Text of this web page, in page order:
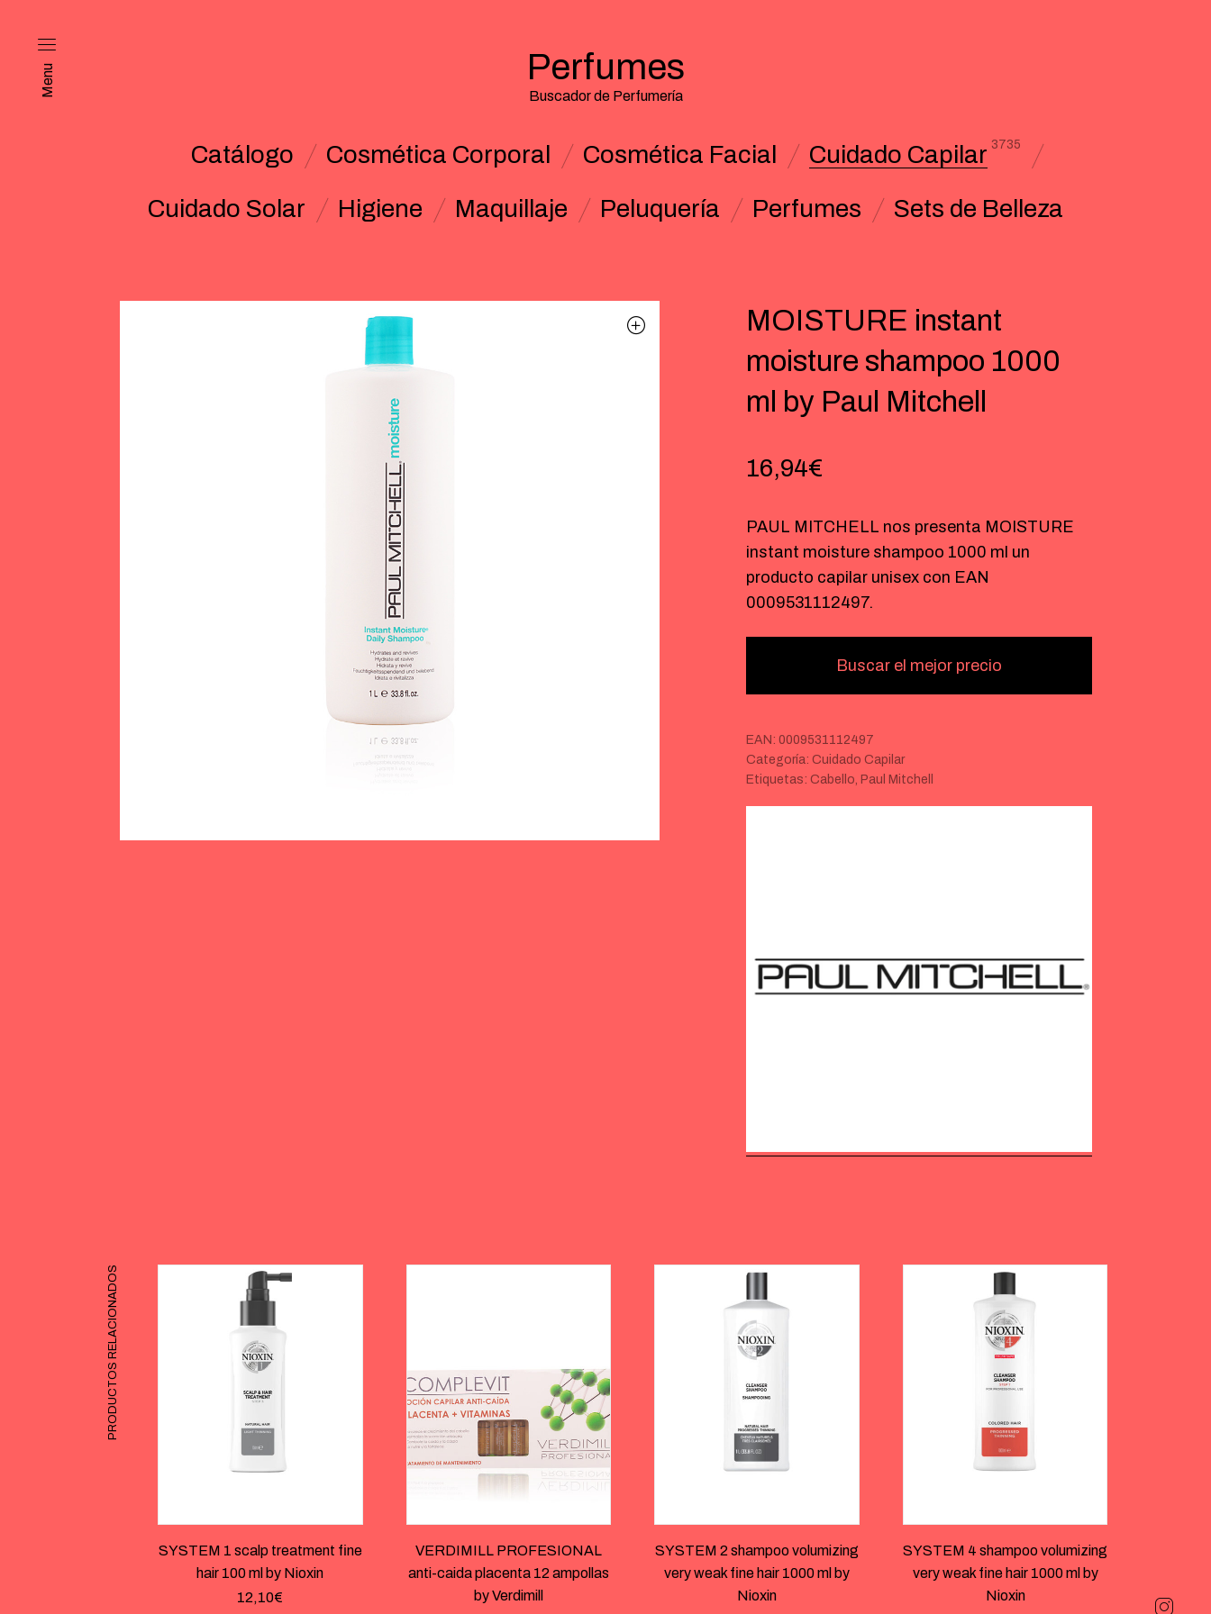
Menu Perfumes
Buscador de Perfumería
Catálogo Cosmética Corporal Cosmética Facial Cuidado Capilar 3735
Cuidado Solar Higiene Maquillaje Peluquería Perfumes Sets de Belleza
MOISTURE instant
moisture shampoo 1000
ml by Paul Mitchell
16,94€
PAUL MITCHELL nos presenta MOISTURE
instant moisture shampoo 1000 ml un
producto capilar unisex con EAN
0009531112497.
Buscar el mejor precio
EAN: 0009531112497
Categoría: Cuidado Capilar
Etiquetas: Cabello, Paul Mitchell
PRODUCTOS RELACIONADOS
SYSTEM 1 scalp treatment fine
hair 100 ml by Nioxin
12,10€
VERDIMILL PROFESIONAL
anti-caida placenta 12 ampollas
by Verdimill
SYSTEM 2 shampoo volumizing
very weak fine hair 1000 ml by
Nioxin
SYSTEM 4 shampoo volumizing
very weak fine hair 1000 ml by
Nioxin